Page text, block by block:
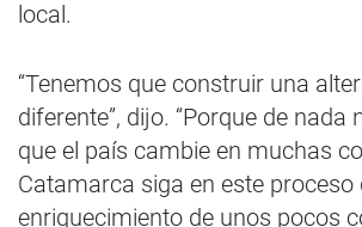
local.
“Tenemos que construir una
diferente”, dijo. “Porque de nada
que el país cambie en muchas
Catamarca siga en este proceso
enriquecimiento de unos pocos